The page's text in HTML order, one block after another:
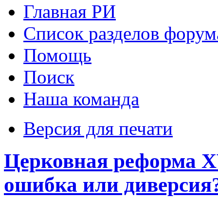
Главная РИ
Список разделов
Помощь
Поиск
Наша команда
Версия для печати
Церковная реформа
ошибка или